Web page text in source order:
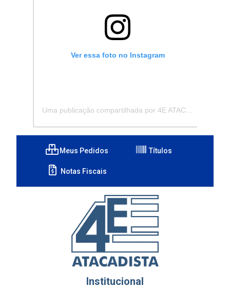
Ver essa foto no Instagram
Meus Pedidos Títulos
Notas Fiscais
Institucional